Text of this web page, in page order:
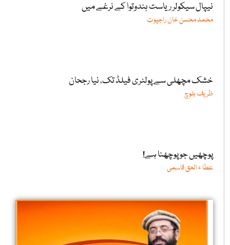
نیپال سیکولر ریاست ہندوتوا کے نرغے میں
محمد محسن خان راجپوت
خشک مچھلی سے پولٹری فیلڈ تک، نیا رجحان
ظریف بلوچ
پوچھیں جو پوچھنا ہے!
عطا ء الحق قاسمی